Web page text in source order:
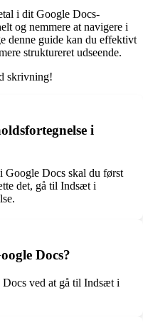
i dit Google Docs-
og nemmere at navigere i
denne guide kan du effektivt
struktureret udseende.
skrivning!
i
Google Docs skal du først
det, gå til Indsæt i
Docs?
ved at gå til Indsæt i